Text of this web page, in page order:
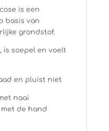
is een
basis van
grondstof.
is soepel en voelt
en pluist niet
naai
de hand